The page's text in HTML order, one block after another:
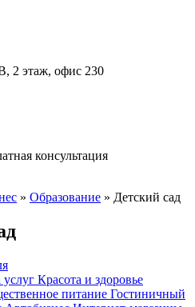
2 этаж, офис 230
консультация
» Образование » Детский сад
Красота и здоровье
питание Гостиничный